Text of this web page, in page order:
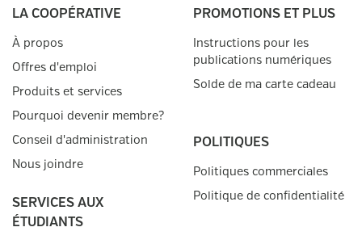
LA COOPÉRATIVE
À propos
Offres d'emploi
Produits et services
Pourquoi devenir membre?
Conseil d'administration
Nous joindre
SERVICES AUX
ÉTUDIANTS
PROMOTIONS ET PLUS
Instructions pour les
publications numériques
Solde de ma carte cadeau
POLITIQUES
Politiques commerciales
Politique de confidentialité